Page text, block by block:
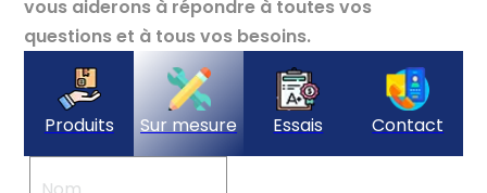
vous aiderons à répondre à toutes vos
questions et à tous vos besoins.
Produits Sur mesure Essais Contact